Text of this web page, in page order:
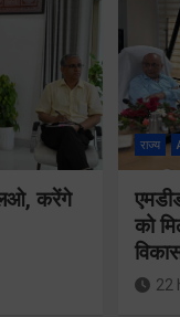
करेंगे
राज्य
को
22